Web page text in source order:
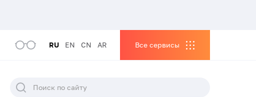
RU EN CN AR Все сервисы